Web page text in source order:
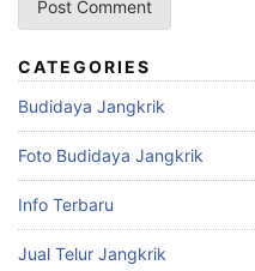
CATEGORIES
Budidaya Jangkrik
Foto Budidaya Jangkrik
Info Terbaru
Jual Telur Jangkrik